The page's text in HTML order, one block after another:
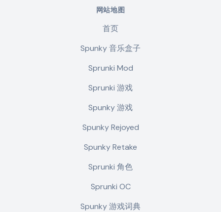
网站地图
首页
Spunky 音乐盒子
Sprunki Mod
Sprunki 游戏
Spunky 游戏
Spunky Rejoyed
Spunky Retake
Sprunki 角色
Sprunki OC
Spunky 游戏词典